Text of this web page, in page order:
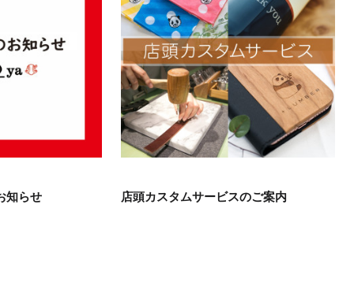
知らせ 店頭カスタムサービスのご案内